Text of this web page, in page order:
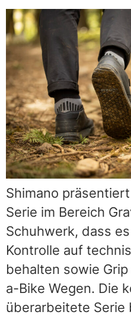
Shimano
Serie im Bereich
Schuhwerk, dass
Kontrolle auf
behalten sowie
a-Bike Wegen. Die
überarbeitete Serie